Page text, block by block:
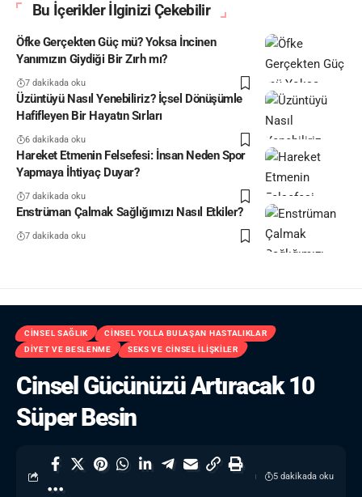
Bu İçerikler İlginizi Çekebilir
Öfke Gerçekten Güç mü? Yoksa İncinen
Yanımızın Giydiği Bir Zırh mı?
7 dakikada oku
Üzüntüyü Nasıl Yenebiliriz? İçsel Dönüşümle
Hafifleyen Bir Hayatın Sırları
6 dakikada oku
Hareket Etmenin Felsefesi: İnsan Neden Spor
Yapmaya İhtiyaç Duyar?
7 dakikada oku
Enstrüman Çalmak Sağlığımızı Nasıl Etkiler?
7 dakikada oku
CINSEL SAĞLIK
CINSEL YOLLA BULAŞAN HASTALIKLAR
DIYET VE BESLENME
SEKS VE CINSEL İLIŞKILER
Cinsel Gücünüzü Artıracak 10
Süper Besin
5 dakikada oku